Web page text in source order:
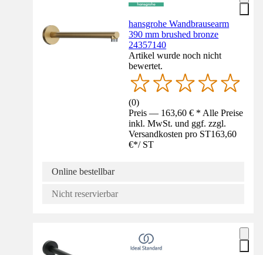
hansgrohe Wandbrausearm
390 mm brushed bronze
24357140
Artikel wurde noch nicht
bewertet.
(0)
Preis — 163,60 € * Alle Preise
inkl. MwSt. und ggf. zzgl.
Versandkosten pro ST163,60
€*/ ST
Online bestellbar
Nicht reservierbar